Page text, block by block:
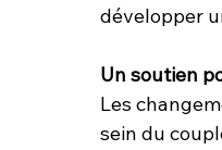
développer
Un soutien
Les
sein du